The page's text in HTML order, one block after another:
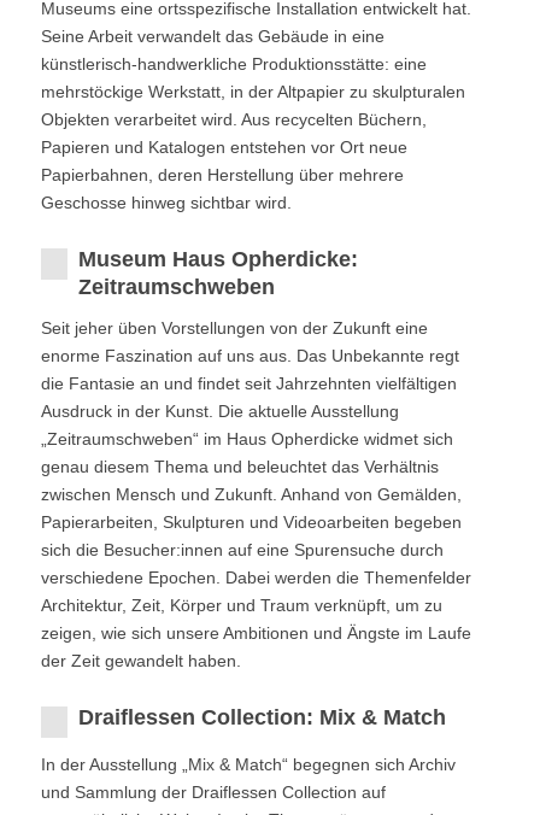
Museums eine ortsspezifische Installation entwickelt hat.
Seine Arbeit verwandelt das Gebäude in eine
künstlerisch-handwerkliche Produktionsstätte: eine
mehrstöckige Werkstatt, in der Altpapier zu skulpturalen
Objekten verarbeitet wird. Aus recycelten Büchern,
Papieren und Katalogen entstehen vor Ort neue
Papierbahnen, deren Herstellung über mehrere
Geschosse hinweg sichtbar wird.
Museum Haus Opherdicke:
Zeitraumschweben
Seit jeher üben Vorstellungen von der Zukunft eine
enorme Faszination auf uns aus. Das Unbekannte regt
die Fantasie an und findet seit Jahrzehnten vielfältigen
Ausdruck in der Kunst. Die aktuelle Ausstellung
„Zeitraumschweben“ im Haus Opherdicke widmet sich
genau diesem Thema und beleuchtet das Verhältnis
zwischen Mensch und Zukunft. Anhand von Gemälden,
Papierarbeiten, Skulpturen und Videoarbeiten begeben
sich die Besucher:innen auf eine Spurensuche durch
verschiedene Epochen. Dabei werden die Themenfelder
Architektur, Zeit, Körper und Traum verknüpft, um zu
zeigen, wie sich unsere Ambitionen und Ängste im Laufe
der Zeit gewandelt haben.
Draiflessen Collection: Mix & Match
In der Ausstellung „Mix & Match“ begegnen sich Archiv
und Sammlung der Draiflessen Collection auf